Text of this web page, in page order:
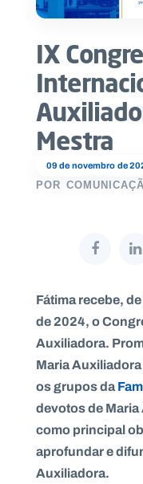
09 de novembro de
IX
Mestra
POR
Fátima recebe,
de 2024, o
Auxiliadora.
Maria
os grupos da
devotos de
como principal
aprofundar e
Auxiliadora.
O
que
Notícias
A
I
N
A
L
S
a
l
e
s
i
a
n